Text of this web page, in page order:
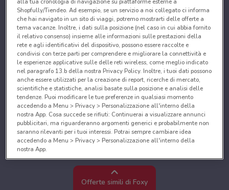
Offerte simili di Foxy
alla tua cronologia di navigazione su piattaforme esterne a
Shopfully/Tiendeo. Ad esempio, se un servizio a noi collegato ci informa
che hai navigato in un sito di viaggi, potremo mostrarti delle offerte a
tema vacanze. Inoltre, i dati sulla posizione (nel caso in cui abbia fornito
il relativo consenso) insieme alle informazioni sulle prestazioni della
rete e agli identificativi del dispositivo, possono essere raccolte e
condivisi con terze parti per comprendere e migliorare la connettività e
le esperienze applicative sulle delle reti wireless, come meglio indicato
nel paragrafo 13.b della nostra Privacy Policy. Inoltre, i tuoi dati possono
anche essere utilizzati per la creazione di report, ricerche di mercato,
scientifiche e statistiche, analisi basate sulla posizione e analisi delle
tendenze. Puoi modificare le tue preferenze in qualsiasi momento
accedendo a Menu > Privacy > Personalizzazione all'interno della
nostra App. Cosa succede se rifiuti: Continuerai a visualizzare annunci
pubblicitari, ma riguarderanno argomenti generici e probabilmente non
saranno rilevanti per i tuoi interessi. Potrai sempre cambiare idea
accedendo a Menu > Privacy > Personalizzazione all'interno della
nostra App.
Noi e i nostri partner trattiamo i dati per fornire:
Utilizzare dati di geolocalizzazione precisi. Scansione attiva delle
caratteristiche del dispositivo ai fini dell’identificazione. Archiviare